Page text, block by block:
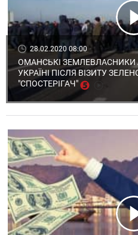
28.02.2020 08:00
ОМАНСЬКІ ЗЕМЛЕВЛАСНИКИ
УКРАЇНІ ПІСЛЯ ВІЗИТУ
"СПОСТЕРІГАЧ"